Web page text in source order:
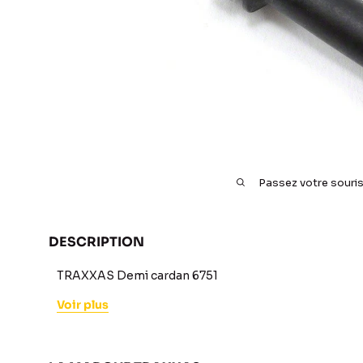
Passez votre
DESCRIPTION
TRAXXAS Demi cardan 6751
Voir plus